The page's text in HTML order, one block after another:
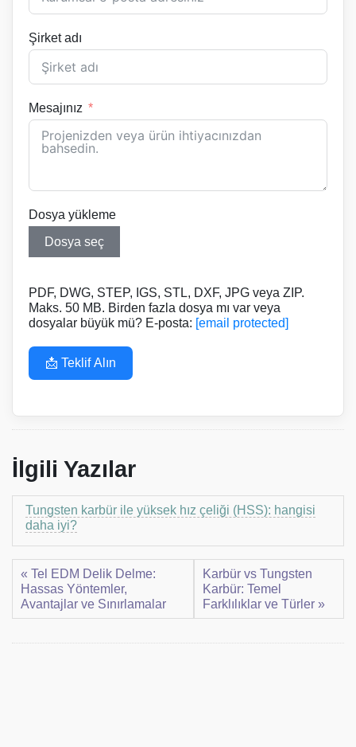
Şirket adı
Mesajınız
Dosya yükleme
Dosya seç
PDF, DWG, STEP, IGS, STL, DXF, JPG veya ZIP.
Maks. 50 MB. Birden fazla dosya mı var veya
dosyalar büyük mü? E-posta: [email protected]
📩 Teklif Alın
İlgili Yazılar
Tungsten karbür ile yüksek hız çeliği (HSS): hangisi
daha iyi?
« Tel EDM Delik Delme:
Hassas Yöntemler,
Avantajlar ve Sınırlamalar
Karbür vs Tungsten
Karbür: Temel
Farklılıklar ve Türler »